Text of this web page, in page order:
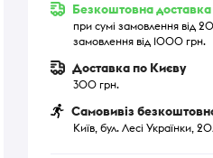
Безкоштовна
при сумі замовлення від
замовлення від 1000 грн.
Доставка по Києву
300 грн.
Самовивіз
Київ, бул. Лесі Українки,